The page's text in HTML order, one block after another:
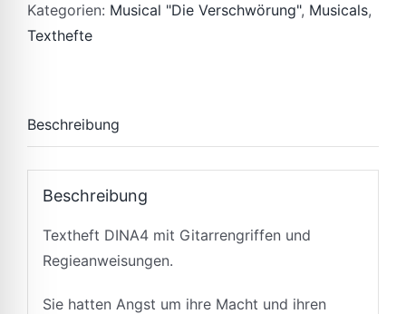
Kategorien: Musical "Die Verschwörung", Musicals,
Texthefte
Beschreibung
Beschreibung
Textheft DINA4 mit Gitarrengriffen und
Regieanweisungen.
Sie hatten Angst um ihre Macht und ihren